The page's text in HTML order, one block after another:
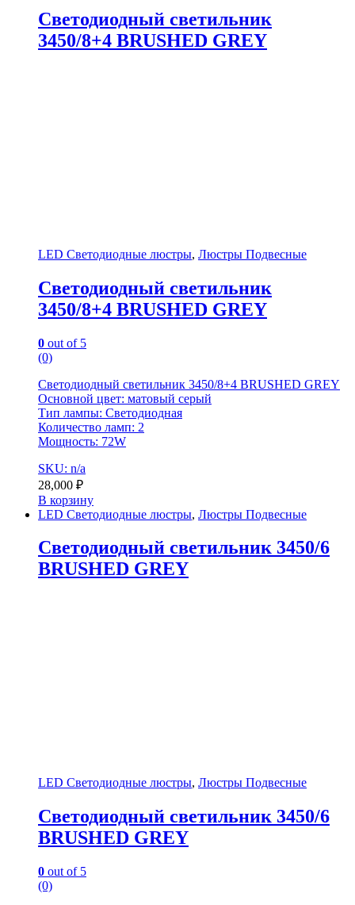
Светодиодный светильник
3450/8+4 BRUSHED GREY
LED Светодиодные люстры, Люстры Подвесные
Светодиодный светильник
3450/8+4 BRUSHED GREY
0 out of 5
(0)
Светодиодный светильник 3450/8+4 BRUSHED GREY
Основной цвет: матовый серый
Тип лампы: Светодиодная
Количество ламп: 2
Мощность: 72W
SKU: n/a
28,000 ₽
В корзину
LED Светодиодные люстры, Люстры Подвесные
Светодиодный светильник 3450/6
BRUSHED GREY
LED Светодиодные люстры, Люстры Подвесные
Светодиодный светильник 3450/6
BRUSHED GREY
0 out of 5
(0)